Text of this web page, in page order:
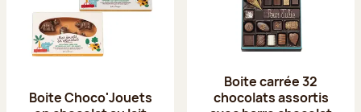
Boite Choco'Jouets
Boite carrée 32
chocolats assortis